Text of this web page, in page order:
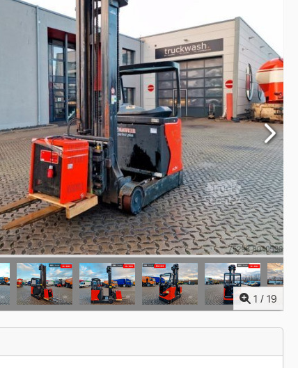
1 / 19